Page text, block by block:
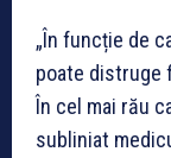
„În funcție de
poate distruge
În cel mai rău
subliniat